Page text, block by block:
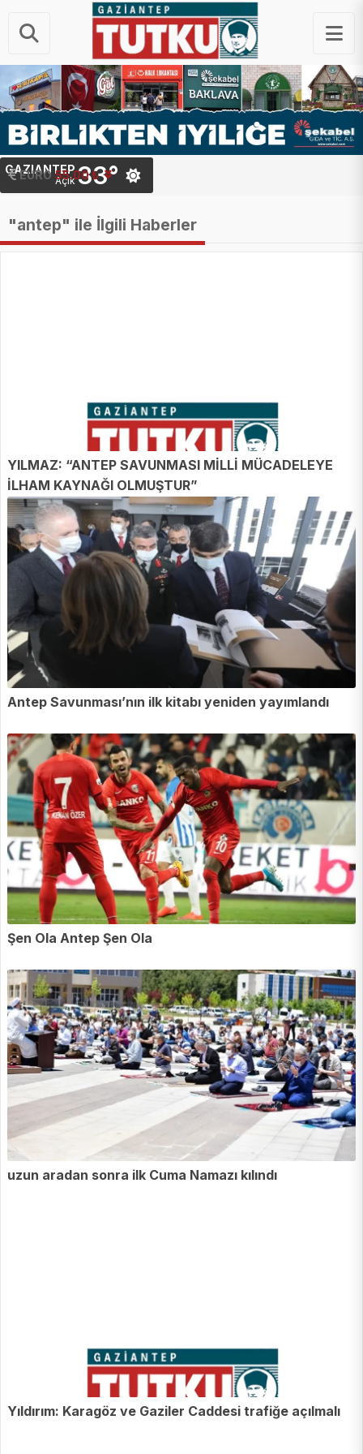
EURO 55.00 ₺
STERLIN 64.20 ₺
GAZIANTEP
Açık33°
"antep" ile İlgili Haberler
YILMAZ: “ANTEP SAVUNMASI MİLLİ MÜCADELEYE
İLHAM KAYNAĞI OLMUŞTUR”
Antep Savunması’nın ilk kitabı yeniden yayımlandı
Şen Ola Antep Şen Ola
uzun aradan sonra ilk Cuma Namazı kılındı
Yıldırım: Karagöz ve Gaziler Caddesi trafiğe açılmalı